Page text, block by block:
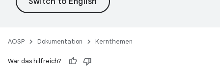
AOSP Dokumentation Kernthemen
War das hilfreich?